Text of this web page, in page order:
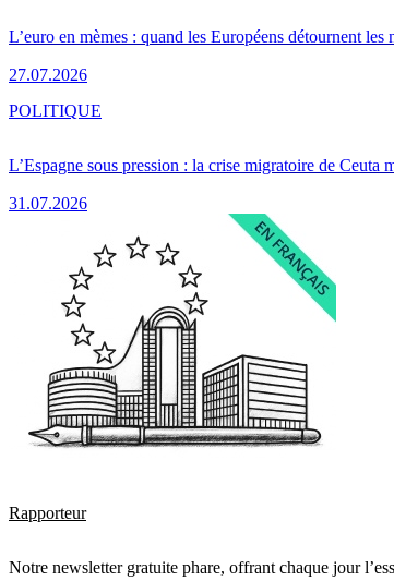
L’euro en mèmes : quand les Européens détournent les
27.07.2026
L’Espagne sous pression : la crise migratoire de Ceuta
31.07.2026
POLITIQUE
Rapporteur
Notre newsletter gratuite phare, offrant chaque jour